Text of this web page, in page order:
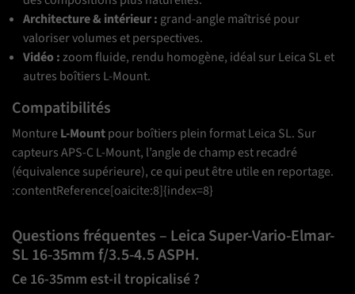
Architecture & intérieur : grand-angle maîtrisé pour
valoriser volumes et perspectives.
Vidéo :zoom fluide, rendu homogène, idéal sur Leica SL et
autres boîtiers L-Mount.
Compatibilités
MontureL-Mountpour boîtiers plein format Leica SL. Sur
capteurs APS-C L-Mount, l’angle de champ est recadré
(équivalence supérieure), ce qui peut être utile en reportage.
:contentReference[oaicite:8]{index=8}
Questions fréquentes – Leica Super-Vario-Elmar-
SL 16-35mm f/3.5-4.5 ASPH.
Ce 16-35mm est-il tropicalisé ?